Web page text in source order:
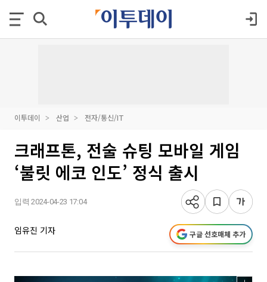
이투데이 산업 전자/통신/IT
크래프톤, 전술 슈팅 모바일 게임
‘불릿 에코 인도’ 정식 출시
입력 2024-04-23 17:04
임유진 기자 구글 선호매체 추가